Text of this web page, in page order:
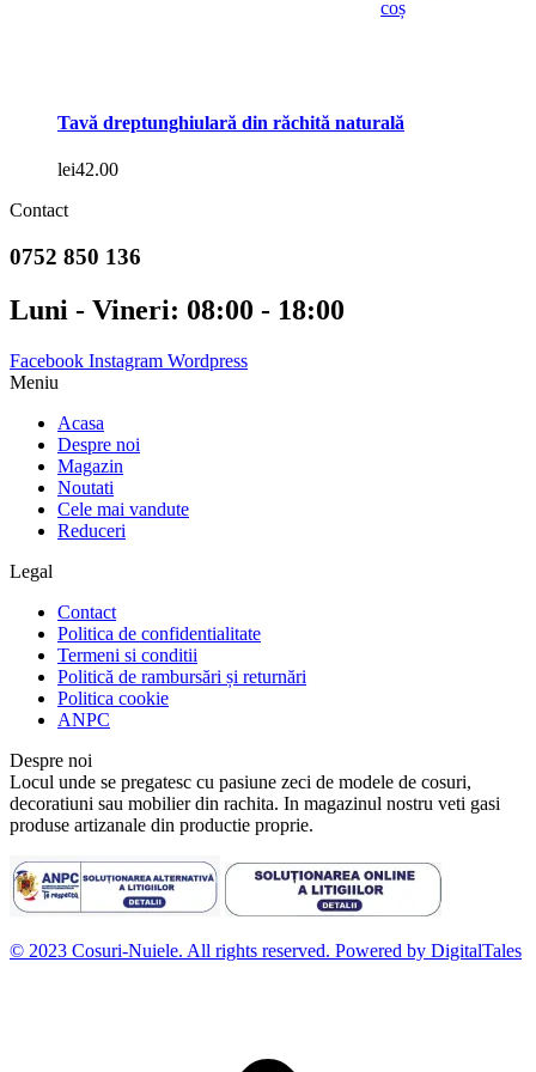
coș
Tavă dreptunghiulară din răchită naturală
lei42.00
Contact
0752 850 136
Luni - Vineri: 08:00 - 18:00
Facebook Instagram Wordpress
Meniu
Acasa
Despre noi
Magazin
Noutati
Cele mai vandute
Reduceri
Legal
Contact
Politica de confidentialitate
Termeni si conditii
Politică de rambursări și returnări
Politica cookie
ANPC
Despre noi
Locul unde se pregatesc cu pasiune zeci de modele de cosuri,
decoratiuni sau mobilier din rachita. In magazinul nostru veti gasi
produse artizanale din productie proprie.
© 2023 Cosuri-Nuiele. All rights reserved. Powered by DigitalTales